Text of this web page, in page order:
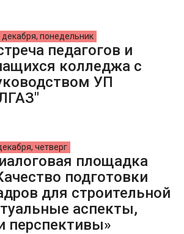
декабря, понедельник
педагогов и
колледжа с
УП
четверг
площадка
подготовки
для строительной
аспекты,
перспективы»